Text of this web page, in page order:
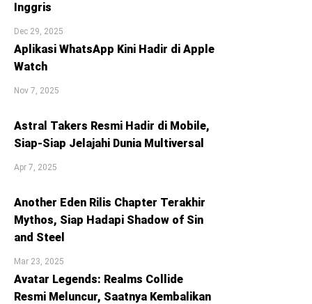
Inggris
Dec 29, 2025
Aplikasi WhatsApp Kini Hadir di Apple
Watch
Nov 7, 2025
Astral Takers Resmi Hadir di Mobile,
Siap-Siap Jelajahi Dunia Multiversal
Apr 7, 2025
Another Eden Rilis Chapter Terakhir
Mythos, Siap Hadapi Shadow of Sin
and Steel
Mar 23, 2025
Avatar Legends: Realms Collide
Resmi Meluncur, Saatnya Kembalikan